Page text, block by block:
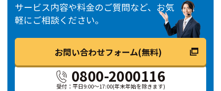
サービス内容や料金のご質問など、お気
軽にご相談ください。
0800-2000116
受付：平日9:00～17:00(年末年始を除きます)
お問い合わせフォーム(無料)